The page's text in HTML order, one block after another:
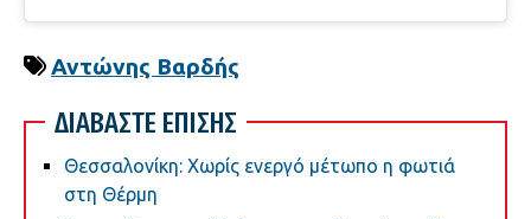
Αντώνης Βαρδής
ΔΙΑΒΑΣΤΕ ΕΠΙΣΗΣ
Θεσσαλονίκη: Χωρίς ενεργό μέτωπο η φωτιά
στη Θέρμη